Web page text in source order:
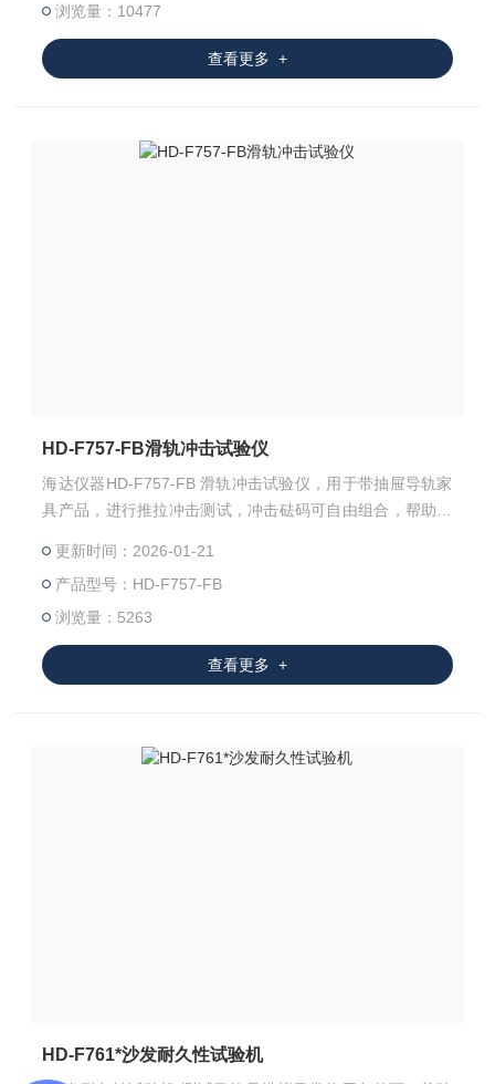
浏览量：10477
查看更多 +
HD-F757-FB滑轨冲击试验仪
海达仪器HD-F757-FB 滑轨冲击试验仪，用于带抽屉导轨家
具产品，进行推拉冲击测试，冲击砝码可自由组合，帮助评
更新时间：2026-01-21
产品型号：HD-F757-FB
浏览量：5263
查看更多 +
HD-F761*沙发耐久性试验机